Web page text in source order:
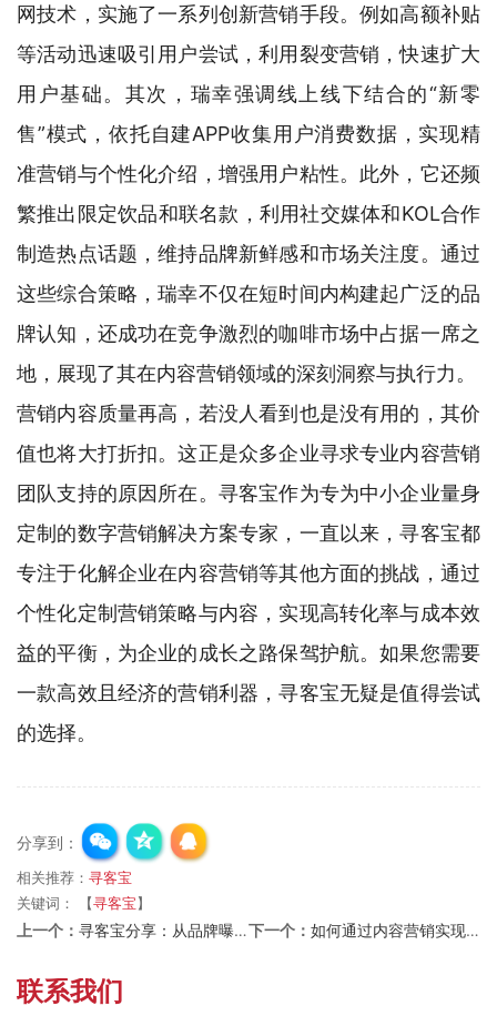
网技术，实施了一系列创新营销手段。例如高额补贴
等活动迅速吸引用户尝试，利用裂变营销，快速扩大
用户基础。其次，瑞幸强调线上线下结合的“新零
售”模式，依托自建APP收集用户消费数据，实现精
准营销与个性化介绍，增强用户粘性。此外，它还频
繁推出限定饮品和联名款，利用社交媒体和KOL合作
制造热点话题，维持品牌新鲜感和市场关注度。通过
这些综合策略，瑞幸不仅在短时间内构建起广泛的品
牌认知，还成功在竞争激烈的咖啡市场中占据一席之
地，展现了其在内容营销领域的深刻洞察与执行力。
营销内容质量再高，若没人看到也是没有用的，其价
值也将大打折扣。这正是众多企业寻求专业内容营销
团队支持的原因所在。寻客宝作为专为中小企业量身
定制的数字营销解决方案专家，一直以来，寻客宝都
专注于化解企业在内容营销等其他方面的挑战，通过
个性化定制营销策略与内容，实现高转化率与成本效
益的平衡，为企业的成长之路保驾护航。如果您需要
一款高效且经济的营销利器，寻客宝无疑是值得尝试
的选择。
分享到：
相关推荐： 寻客宝
关键词：
【寻客宝 】
上一个： 寻客宝分享：从品牌曝光看内容营销的重要性 下一个： 如何通过内容营销实现高效转化，提升业绩
联系我们